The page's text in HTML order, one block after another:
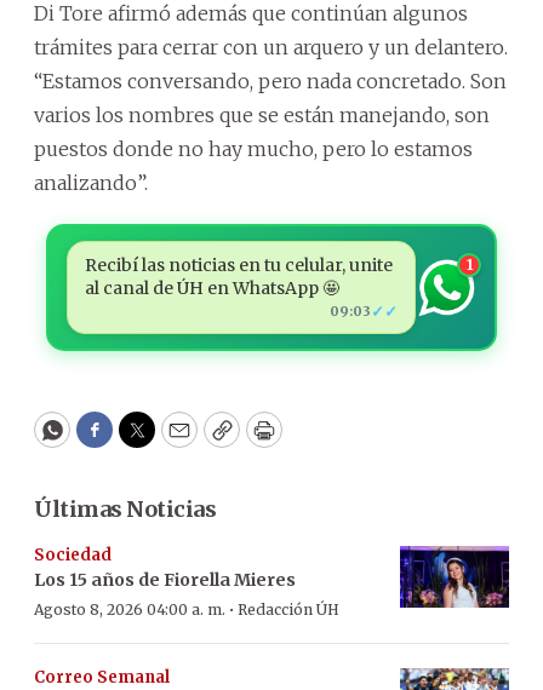
Di Tore afirmó además que continúan algunos
trámites para cerrar con un arquero y un delantero.
“Estamos conversando, pero nada concretado. Son
varios los nombres que se están manejando, son
puestos donde no hay mucho, pero lo estamos
analizando”.
Recibí las noticias en tu celular, unite
al canal de ÚH en WhatsApp 🤩
09:03 ✓✓
1
WhatsApp
Facebook
Twitter
EmailCopyPrint
Últimas Noticias
Sociedad
Los 15 años de Fiorella Mieres
Agosto 8, 2026 04:00 a. m. · Redacción ÚH
Correo Semanal